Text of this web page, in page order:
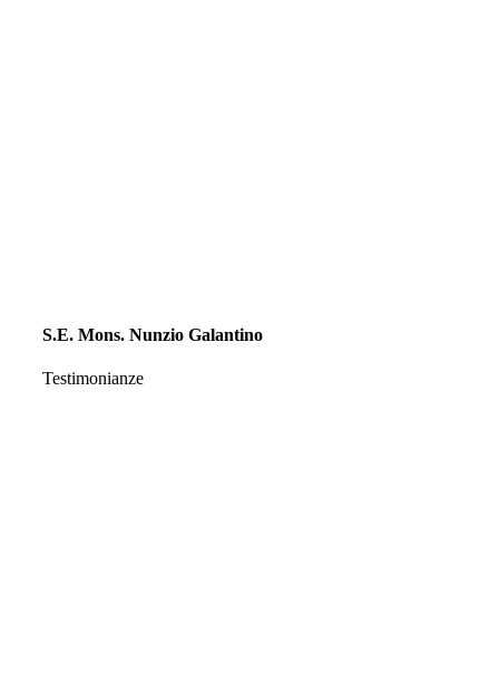
S.E. Mons. Nunzio Galantino
Testimonianze